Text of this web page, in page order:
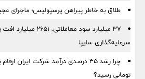
طلاق به خاطر پیراهن پرسپولیس؛ ماجرای
۳۷ میلیارد سود معاملاتی،
سرمایه‌گذاری سایپا
تومانی رسید؟